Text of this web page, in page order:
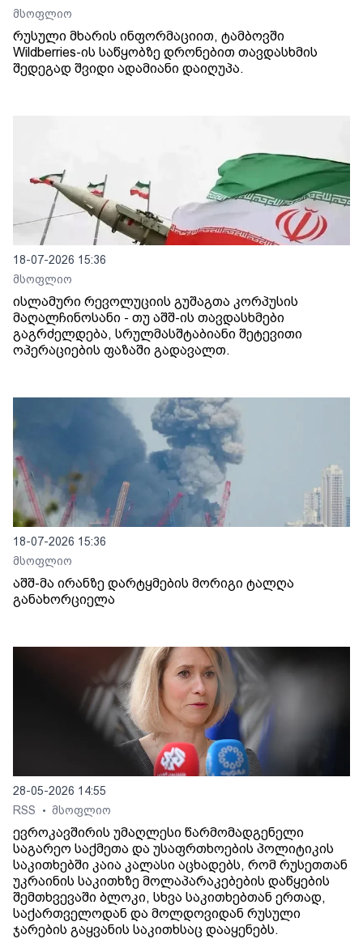
მსოფლიო
რუსული მხარის ინფორმაციით, ტამბოვში
Wildberries-ის საწყობზე დრონებით თავდასხმის
შედეგად შვიდი ადამიანი დაიღუპა.
18-07-2026 15:36
მსოფლიო
ისლამური რევოლუციის გუშაგთა კორპუსის
მაღალჩინოსანი - თუ აშშ-ის თავდასხმები
გაგრძელდება, სრულმასშტაბიანი შეტევითი
ოპერაციების ფაზაში გადავალთ.
18-07-2026 15:36
მსოფლიო
აშშ-მა ირანზე დარტყმების მორიგი ტალღა
განახორციელა
28-05-2026 14:55
RSS
• მსოფლიო
ევროკავშირის უმაღლესი წარმომადგენელი
საგარეო საქმეთა და უსაფრთხოების პოლიტიკის
საკითხებში კაია კალასი აცხადებს, რომ რუსეთთან
უკრაინის საკითხზე მოლაპარაკებების დაწყების
შემთხვევაში ბლოკი, სხვა საკითხებთან ერთად,
საქართველოდან და მოლდოვიდან რუსული
ჯარების გაყვანის საკითხსაც დააყენებს.